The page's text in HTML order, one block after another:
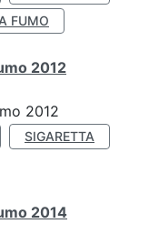
FUMO
2012
2012
SIGARETTA
2014